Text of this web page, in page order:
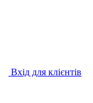
Вхід для клієнтів